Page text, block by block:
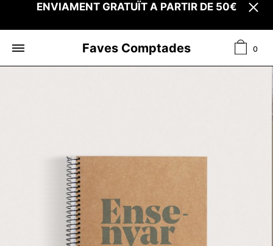
ENVIAMENT GRATUÏT A PARTIR DE 50€
Faves Comptades 0